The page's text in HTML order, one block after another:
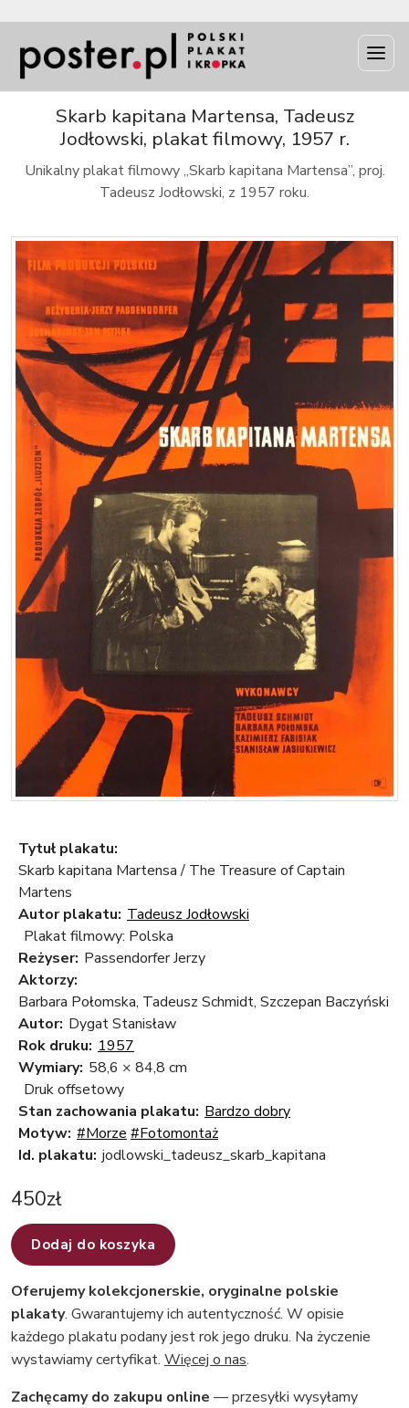
Skarb kapitana Martensa, Tadeusz
Jodłowski, plakat filmowy, 1957 r.
Unikalny plakat filmowy „Skarb kapitana Martensa”, proj.
Tadeusz Jodłowski, z 1957 roku.
Tytuł plakatu:
Skarb kapitana Martensa / The Treasure of Captain
Martens
Autor plakatu: Tadeusz Jodłowski
Plakat filmowy: Polska
Reżyser: Passendorfer Jerzy
Aktorzy:
Barbara Połomska, Tadeusz Schmidt, Szczepan Baczyński
Autor: Dygat Stanisław
Rok druku: 1957
Wymiary: 58,6 × 84,8 cm
Druk offsetowy
Stan zachowania plakatu: Bardzo dobry
Motyw: #Morze #Fotomontaż
Id. plakatu: jodlowski_tadeusz_skarb_kapitana
450zł
Dodaj do koszyka
Oferujemy kolekcjonerskie, oryginalne polskie
plakaty. Gwarantujemy ich autentyczność. W opisie
każdego plakatu podany jest rok jego druku. Na życzenie
wystawiamy certyfikat. Więcej o nas.
Zachęcamy do zakupu online — przesyłki wysyłamy